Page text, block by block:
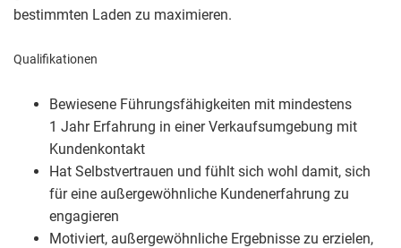
bestimmten Laden zu maximieren.
Qualifikationen
Bewiesene Führungsfähigkeiten mit mindestens
1 Jahr Erfahrung in einer Verkaufsumgebung mit
Kundenkontakt
Hat Selbstvertrauen und fühlt sich wohl damit, sich
für eine außergewöhnliche Kundenerfahrung zu
engagieren
Motiviert, außergewöhnliche Ergebnisse zu erzielen,